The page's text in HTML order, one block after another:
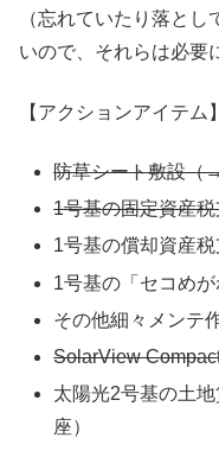
（忘れていたり落と
いので、それらは必要
【アクションアイテム】
防草シート敷設（
1号基の固定資産
1号基の償却資産税
1号基の「セコめ
その他細々メンテ
SolarView
太陽光2号基の土
座）